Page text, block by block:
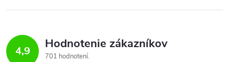
4,9 Hodnotenie zákazníkov
701 hodnotení